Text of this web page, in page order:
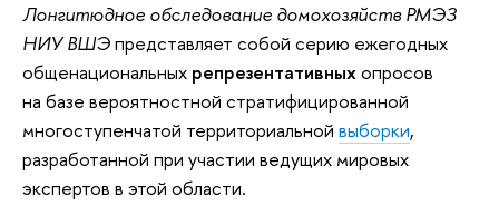
Лонгитюдное обследование домохозяйств РМЭЗ
НИУ ВШЭпредставляет собой серию ежегодных
общенациональных репрезентативныхопросов
на базе вероятностной стратифицированной
многоступенчатой территориальной выборки,
разработанной при участии ведущих мировых
экспертов в этой области.